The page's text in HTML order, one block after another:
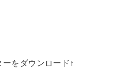
をダウンロード↑